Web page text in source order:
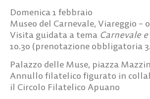
Domenica 1 febbraio
Museo del Carnevale, Viareggio –
Visita guidata a tema Carnevale
10.30 (prenotazione obbligatoria
Palazzo delle Muse, piazza
Annullo filatelico figurato in
il Circolo Filatelico Apuano